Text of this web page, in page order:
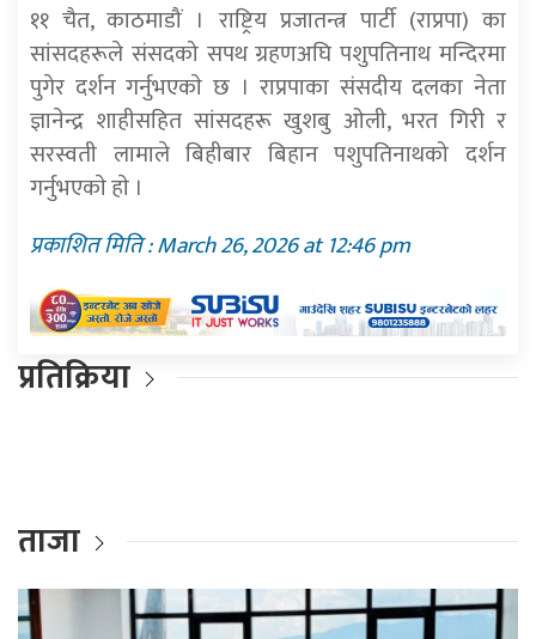
११ चैत, काठमाडौं । राष्ट्रिय प्रजातन्त्र पार्टी (राप्रपा) का
सांसदहरूले संसदको सपथ ग्रहणअघि पशुपतिनाथ मन्दिरमा
पुगेर दर्शन गर्नुभएकाे छ । राप्रपाका संसदीय दलका नेता
ज्ञानेन्द्र शाहीसहित सांसदहरू खुशबु ओली, भरत गिरी र
सरस्वती लामाले बिहीबार बिहान पशुपतिनाथको दर्शन
गर्नुभएकाे हाे ।
प्रकाशित मिति : March 26, 2026 at 12:46 pm
प्रतिक्रिया
ताजा